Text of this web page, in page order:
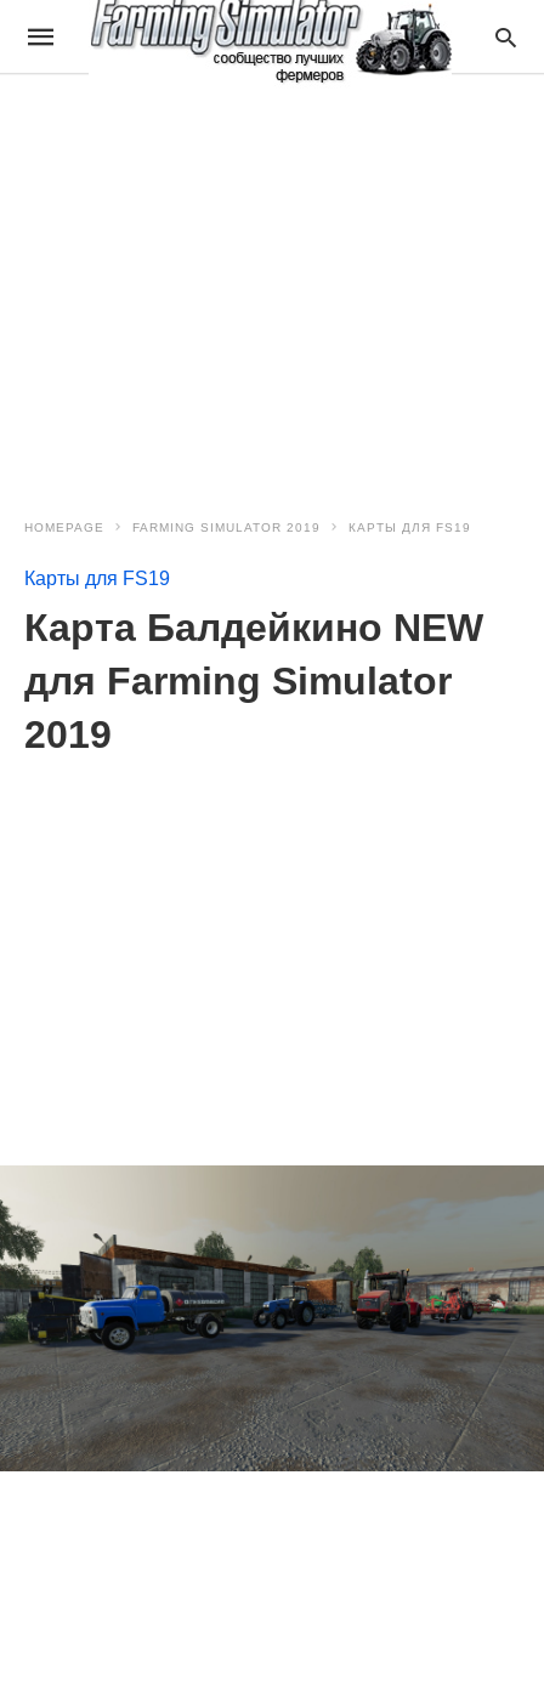
HOMEPAGE FARMING SIMULATOR 2019 КАРТЫ ДЛЯ FS19
Карты для FS19
Карта Балдейкино NEW
для Farming Simulator
2019